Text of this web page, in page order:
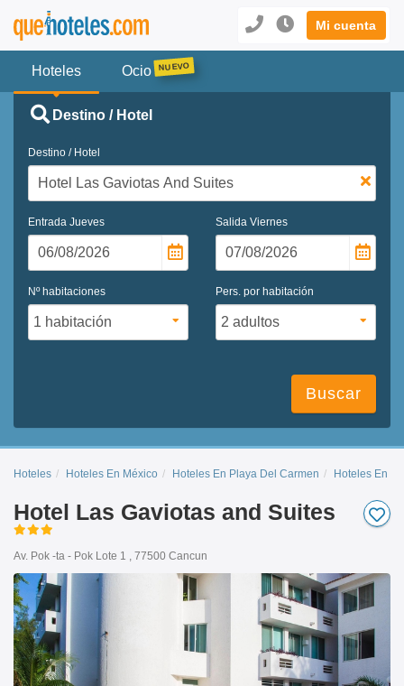
Mi cuenta
Hoteles Ocio
Destino / Hotel
Destino / Hotel
Entrada Jueves Salida Viernes
Nº habitaciones Pers. por habitación
Buscar
Hoteles Hoteles En México Hoteles En Playa Del Carmen Hoteles En
Hotel Las Gaviotas and Suites
Av. Pok -ta - Pok Lote 1 , 77500 Cancun